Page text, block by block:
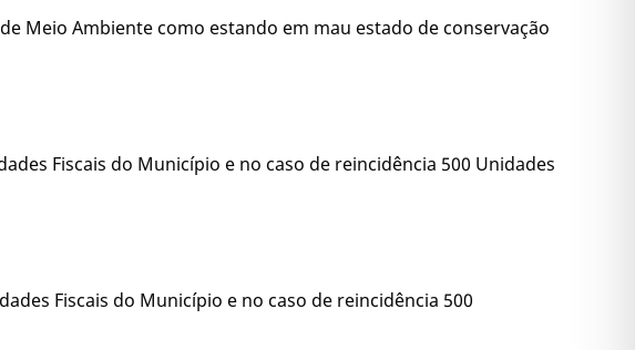
Meio Ambiente como estando em mau estado de conservação
Fiscais do Município e no caso de reincidência 500 Unidades
Fiscais do Município e no caso de reincidência 500